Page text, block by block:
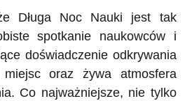
Długa Noc Nauki jest tak
spotkanie naukowców i
doświadczenie odkrywania
miejsc oraz żywa atmosfera
Co najważniejsze, nie tylko